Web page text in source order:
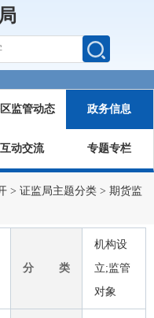
监管动态 政务信息
互动交流 专题专栏
> 证监局主题分类 > 期货监
分 类
机构设
立;监管
对象